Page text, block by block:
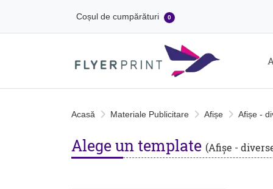
Coșul de cumpărături 0
Acasă Materiale Publicitare Afișe Afișe -
Alege un template (Afișe -